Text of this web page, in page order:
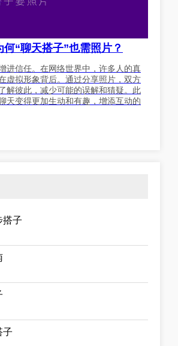
“聊天搭子”也需照片？
进信任。在网络世界中，许多人的真
虚拟形象背后。通过分享照片，双方
解彼此，减少可能的误解和猜疑。此
天变得更加生动和有趣，增添互动的
搭子
子